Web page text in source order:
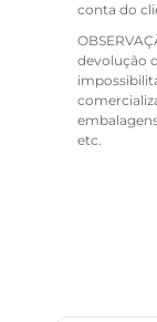
conta do
devolução
etc.